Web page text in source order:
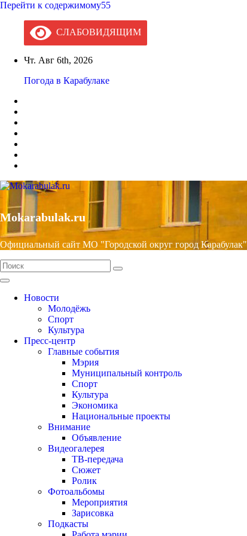
Перейти к содержимому55
СЛАБОВИДЯЩИМ
Чт. Авг 6th, 2026
Погода в Карабулаке
Mokarabulak.ru
Официальный сайт МО "Городской округ город Карабулак"
Новости
Молодёжь
Спорт
Культура
Пресс-центр
Главные события
Мэрия
Муниципальный контроль
Спорт
Культура
Экономика
Национальные проекты
Внимание
Объявление
Видеогалерея
ТВ-передача
Сюжет
Ролик
Фотоальбомы
Мероприятия
Зарисовка
Подкасты